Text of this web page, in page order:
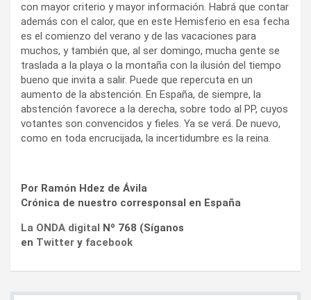
con mayor criterio y mayor información. Habrá que contar
además con el calor, que en este Hemisferio en esa fecha
es el comienzo del verano y de las vacaciones para
muchos, y también que, al ser domingo, mucha gente se
traslada a la playa o la montaña con la ilusión del tiempo
bueno que invita a salir. Puede que repercuta en un
aumento de la abstención. En España, de siempre, la
abstención favorece a la derecha, sobre todo al PP, cuyos
votantes son convencidos y fieles. Ya se verá. De nuevo,
como en toda encrucijada, la incertidumbre es la reina.
Por Ramón Hdez de Ávila
Crónica de nuestro corresponsal en España
La ONDA digital Nº 768 (Síganos
en Twitter y facebook